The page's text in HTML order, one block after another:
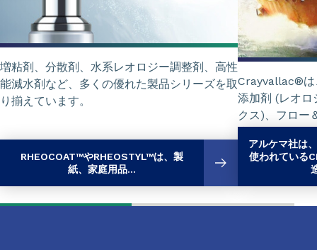
増粘剤、分散剤、水系レオロジー調整剤、高性
能減水剤など、多くの優れた製品シリーズを取
り揃えています。
RHEOCOAT™やRHEOSTYL™は、製
紙、家庭用品...
Crayvallac®は
添加剤 (レオロ
クス)、フロー
アルケマ社は
使われている